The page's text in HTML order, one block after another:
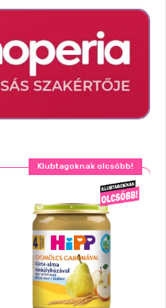
Klubtagoknak olcsóbb!